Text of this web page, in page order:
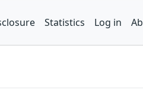
Statistics Log in